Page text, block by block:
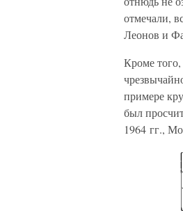
отмечали,
Леонов и
Кроме
примере
был
1964 гг.,